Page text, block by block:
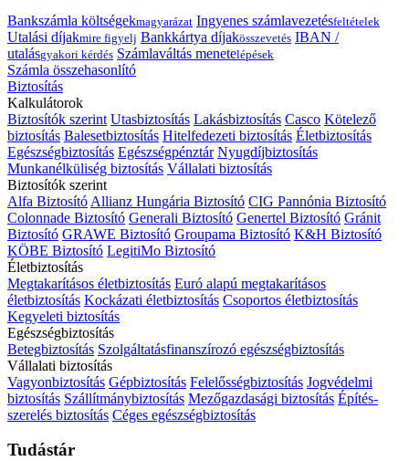
Bankszámla költségekmagyarázat Ingyenes számlavezetésfeltételek
Utalási díjakmire figyelj Bankkártya díjakösszevetés IBAN /
utalásgyakori kérdés Számlaváltás menetelépések
Számla összehasonlító
Biztosítás
Kalkulátorok
Biztosítók szerint Utasbiztosítás Lakásbiztosítás Casco Kötelező
biztosítás Balesetbiztosítás Hitelfedezeti biztosítás Életbiztosítás
Egészségbiztosítás Egészségpénztár Nyugdíjbiztosítás
Munkanélküliség biztosítás Vállalati biztosítás
Biztosítók szerint
Alfa Biztosító Allianz Hungária Biztosító CIG Pannónia Biztosító
Colonnade Biztosító Generali Biztosító Genertel Biztosító Gránit
Biztosító GRAWE Biztosító Groupama Biztosító K&H Biztosító
KÖBE Biztosító LegitiMo Biztosító
Életbiztosítás
Megtakarításos életbiztosítás Euró alapú megtakarításos
életbiztosítás Kockázati életbiztosítás Csoportos életbiztosítás
Kegyeleti biztosítás
Egészségbiztosítás
Betegbiztosítás Szolgáltatásfinanszírozó egészségbiztosítás
Vállalati biztosítás
Vagyonbiztosítás Gépbiztosítás Felelősségbiztosítás Jogvédelmi
biztosítás Szállítmánybiztosítás Mezőgazdasági biztosítás Építés-
szerelés biztosítás Céges egészségbiztosítás
Tudástár